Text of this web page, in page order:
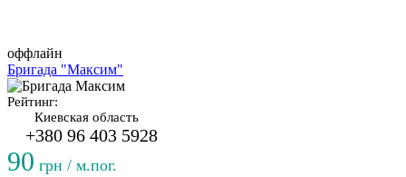
оффлайн
Бригада "Максим"
Рейтинг:
Киевская область
+380 96 403 5928
90 грн / м.пог.